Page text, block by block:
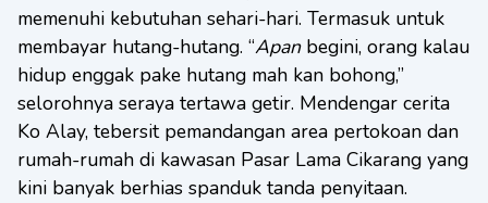
memenuhi kebutuhan sehari-hari. Termasuk untuk
membayar hutang-hutang. “Apanbegini, orang kalau
hidup enggak pake hutang mah kan bohong,”
selorohnya seraya tertawa getir. Mendengar cerita
Ko Alay, tebersit pemandangan area pertokoan dan
rumah-rumah di kawasan Pasar Lama Cikarang yang
kini banyak berhias spanduk tanda penyitaan.